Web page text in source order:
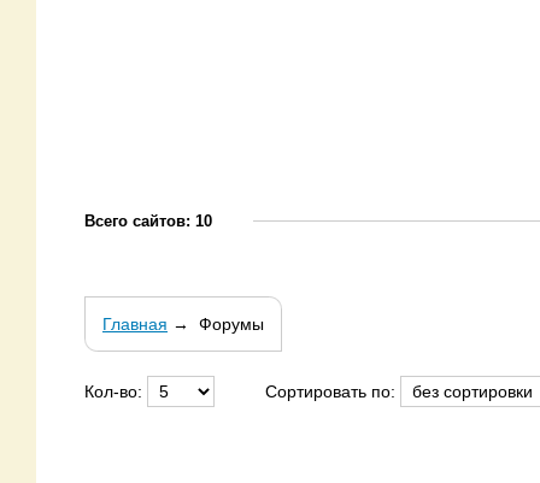
Всего сайтов: 10
Главная → Форумы
Кол-во: Сортировать по: